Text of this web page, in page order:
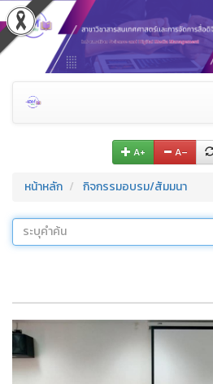
A+ A–
หน้าหลัก กิจกรรมอบรม/สัมมนา